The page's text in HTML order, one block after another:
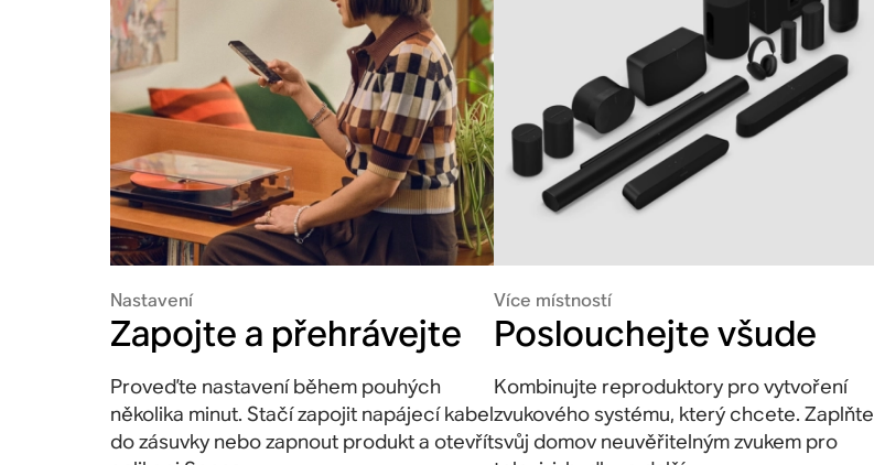
Nastavení
Zapojte a přehrávejte
Proveďte nastavení během pouhých
několika minut. Stačí zapojit napájecí kabel
do zásuvky nebo zapnout produkt a otevřít
Více místností
Poslouchejte všude
Kombinujte reproduktory pro vytvoření
zvukového systému, který chcete. Zaplňte
svůj domov neuvěřitelným zvukem pro